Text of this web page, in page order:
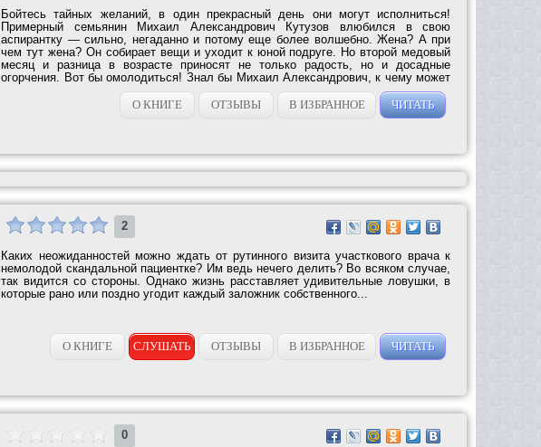
Бойтесь тайных желаний, в один прекрасный день они могут исполниться!
Примерный семьянин Михаил Александрович Кутузов влюбился в свою
аспирантку — сильно, негаданно и потому еще более волшебно. Жена? А при
чем тут жена? Он собирает вещи и уходит к юной подруге. Но второй медовый
месяц и разница в возрасте приносят не только радость, но и досадные
огорчения. Вот бы омолодиться! Знал бы Михаил Александрович, к чему может
О КНИГЕ
ОТЗЫВЫ В ИЗБРАННОЕ ЧИТАТЬ
2
Каких неожиданностей можно ждать от рутинного визита участкового врача к
немолодой скандальной пациентке? Им ведь нечего делить? Во всяком случае,
так видится со стороны. Однако жизнь расставляет удивительные ловушки, в
которые рано или поздно угодит каждый заложник собственного...
О КНИГЕ СЛУШАТЬ ОТЗЫВЫ В ИЗБРАННОЕ ЧИТАТЬ
0